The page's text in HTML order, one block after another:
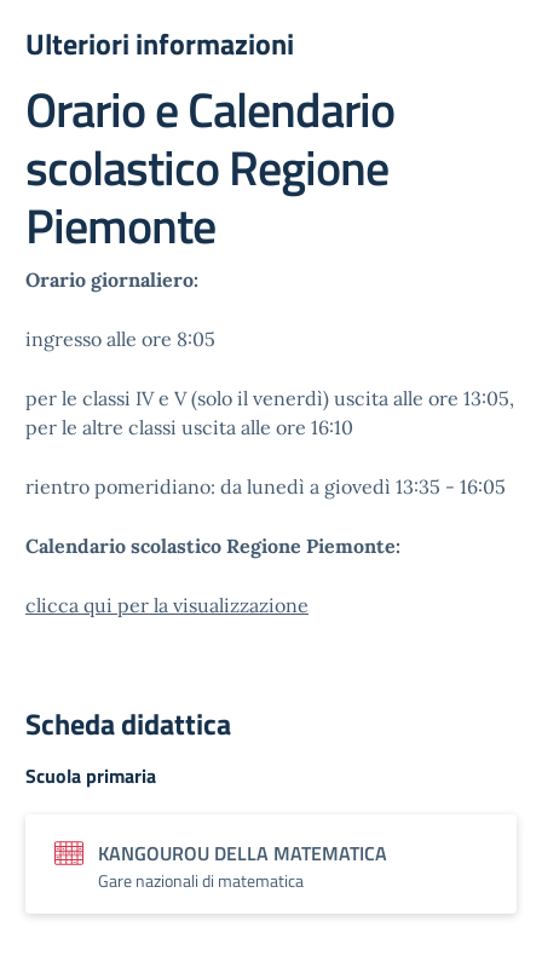
Ulteriori informazioni
Orario e Calendario
scolastico Regione
Piemonte
Orario giornaliero:
ingresso alle ore 8:05
per le classi IV e V (solo il venerdì) uscita alle ore 13:05,
per le altre classi uscita alle ore 16:10
rientro pomeridiano: da lunedì a giovedì 13:35 - 16:05
Calendario scolastico Regione Piemonte:
clicca qui per la visualizzazione
Scheda didattica
Scuola primaria
KANGOUROU DELLA MATEMATICA
Gare nazionali di matematica